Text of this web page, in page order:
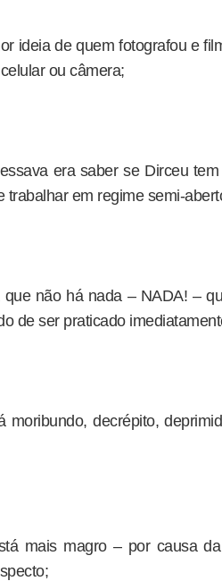
ideia de quem fotografou e
ou câmera;
era saber se Dirceu
trabalhar em regime semi-
não há nada – NADA! –
de ser praticado
moribundo, decrépito,
mais magro – por causa